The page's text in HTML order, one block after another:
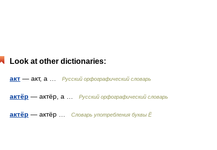
Look at other dictionaries:
акт — акт, а … Русский орфографический словарь
актёр — актёр, а … Русский орфографический словарь
актёр — актёр … Словарь употребления буквы Ё